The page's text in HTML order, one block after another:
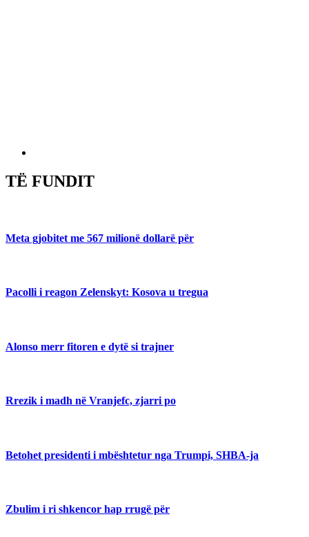
TË FUNDIT
Meta gjobitet me 567 milionë dollarë për
Pacolli i reagon Zelenskyt: Kosova u tregua
Alonso merr fitoren e dytë si trajner
Rrezik i madh në Vranjefc, zjarri po
Betohet presidenti i mbështetur nga Trumpi, SHBA-ja
Zbulim i ri shkencor hap rrugë për